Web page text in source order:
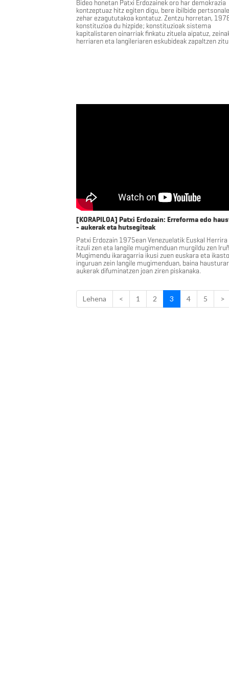
Bideo honetan Patxi Erdozainek oro har demokrazia
kontzeptuaz hitz egiten digu, bere ibilbide
zehar ezagututakoa kontatuz. Zentzu horretan,
konstituzioa du hizpide; konstituzioak sistema
kapitalistaren oinarriak finkatu zituela aipatuz,
herriaren eta langileriaren eskubideak zapaltzen
[KORAPILOA] Patxi Erdozain: Erreforma edo
- aukerak eta hutsegiteak
Patxi Erdozain 1975ean Venezuelatik Euskal Herrira
itzuli zen eta langile mugimenduan murgildu zen
Mugimendu ikaragarria ikusi zuen euskara eta
inguruan zein langile mugimenduan, baina
aukerak difuminatzen joan ziren piskanaka.
Lehena < 1 2 3 4 5 >